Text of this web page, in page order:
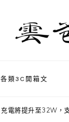
各類3C開箱文
電將提升至32W，